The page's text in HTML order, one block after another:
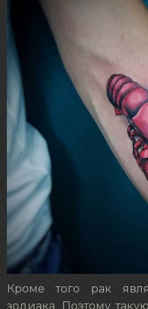
Кроме того рак
зодиака. Поэтому